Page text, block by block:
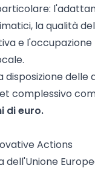
la qualità
e l'occupazione
disposizione delle
complessivo
di euro.
Actions
dell'Unione